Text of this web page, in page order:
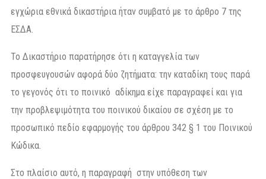
εγχώρια εθνικά δικαστήρια ήταν συμβατό με το άρθρο 7 της
ΕΣΔΑ.
Το Δικαστήριο παρατήρησε ότι η καταγγελία των
προσφευγουσών αφορά δύο ζητήματα: την καταδίκη τους παρά
το γεγονός ότι το ποινικό αδίκημα είχε παραγραφεί και για
την προβλεψιμότητα του ποινικού δικαίου σε σχέση με το
προσωπικό πεδίο εφαρμογής του άρθρου 342 § 1 του Ποινικού
Κώδικα.
Στο πλαίσιο αυτό, η παραγραφή στην υπόθεση των